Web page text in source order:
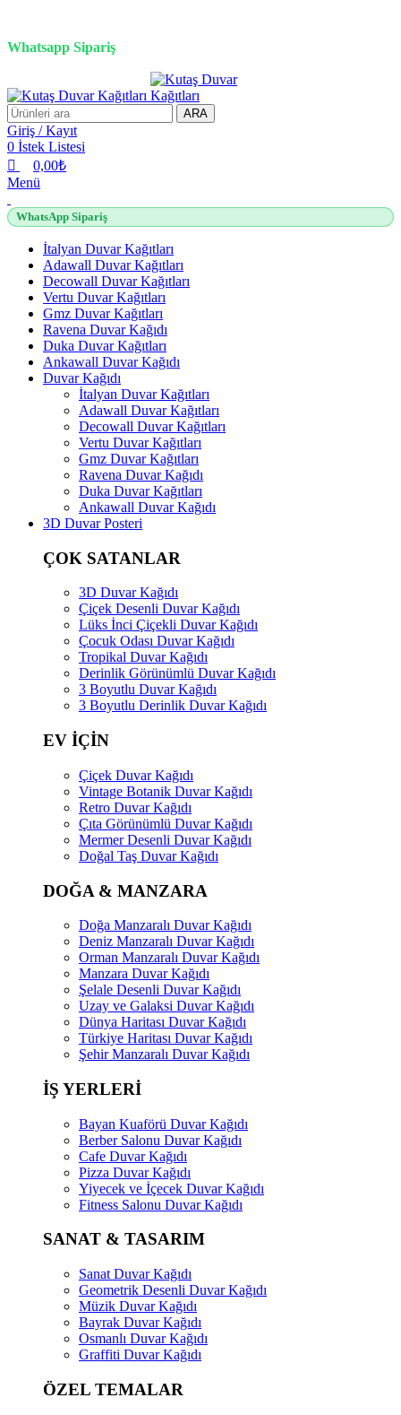
Whatsapp Sipariş
ARA
Giriş / Kayıt
0 İstek Listesi
0,00₺
Menü
WhatsApp Sipariş
İtalyan Duvar Kağıtları
Adawall Duvar Kağıtları
Decowall Duvar Kağıtları
Vertu Duvar Kağıtları
Gmz Duvar Kağıtları
Ravena Duvar Kağıdı
Duka Duvar Kağıtları
Ankawall Duvar Kağıdı
Duvar Kağıdı
İtalyan Duvar Kağıtları
Adawall Duvar Kağıtları
Decowall Duvar Kağıtları
Vertu Duvar Kağıtları
Gmz Duvar Kağıtları
Ravena Duvar Kağıdı
Duka Duvar Kağıtları
Ankawall Duvar Kağıdı
3D Duvar Posteri
ÇOK SATANLAR
3D Duvar Kağıdı
Çiçek Desenli Duvar Kağıdı
Lüks İnci Çiçekli Duvar Kağıdı
Çocuk Odası Duvar Kağıdı
Tropikal Duvar Kağıdı
Derinlik Görünümlü Duvar Kağıdı
3 Boyutlu Duvar Kağıdı
3 Boyutlu Derinlik Duvar Kağıdı
EV İÇİN
Çiçek Duvar Kağıdı
Vintage Botanik Duvar Kağıdı
Retro Duvar Kağıdı
Çıta Görünümlü Duvar Kağıdı
Mermer Desenli Duvar Kağıdı
Doğal Taş Duvar Kağıdı
DOĞA & MANZARA
Doğa Manzaralı Duvar Kağıdı
Deniz Manzaralı Duvar Kağıdı
Orman Manzaralı Duvar Kağıdı
Manzara Duvar Kağıdı
Şelale Desenli Duvar Kağıdı
Uzay ve Galaksi Duvar Kağıdı
Dünya Haritası Duvar Kağıdı
Türkiye Haritası Duvar Kağıdı
Şehir Manzaralı Duvar Kağıdı
İŞ YERLERİ
Bayan Kuaförü Duvar Kağıdı
Berber Salonu Duvar Kağıdı
Cafe Duvar Kağıdı
Pizza Duvar Kağıdı
Yiyecek ve İçecek Duvar Kağıdı
Fitness Salonu Duvar Kağıdı
SANAT & TASARIM
Sanat Duvar Kağıdı
Geometrik Desenli Duvar Kağıdı
Müzik Duvar Kağıdı
Bayrak Duvar Kağıdı
Osmanlı Duvar Kağıdı
Graffiti Duvar Kağıdı
ÖZEL TEMALAR